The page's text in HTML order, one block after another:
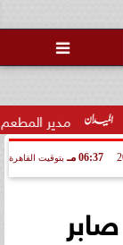

منع سيدة من
06:37 مـ بتوقيت القاهرة
باب التقديم
لحج القرعة 2027.. اعرف الشروط